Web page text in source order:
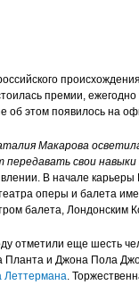
премии,
об этом появилось на
Макарова
свои
В начале карьеры
театра оперы и балета
балета,
отметили еще шесть
и Джона Пола
Леттермана.